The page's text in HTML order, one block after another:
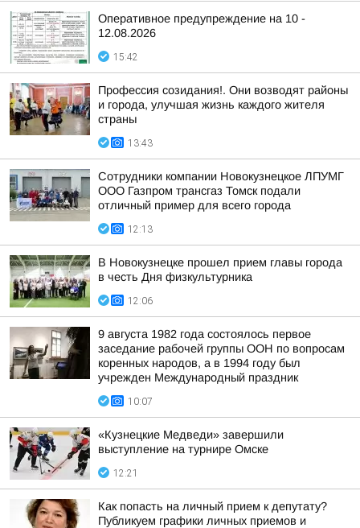
Оперативное предупреждение на 10 -
12.08.2026
15:42
Профессия созидания!. Они возводят районы
и города, улучшая жизнь каждого жителя
страны
13:43
Сотрудники компании Новокузнецкое ЛПУМГ
ООО Газпром трансгаз Томск подали
отличный пример для всего города
12:13
В Новокузнецке прошел прием главы города
в честь Дня физкультурника
12:06
9 августа 1982 года состоялось первое
заседание рабочей группы ООН по вопросам
коренных народов, а в 1994 году был
учрежден Международный праздник
10:07
«Кузнецкие Медведи» завершили
выступление на турнире Омске
12:21
Как попасть на личный прием к депутату?
Публикуем графики личных приемов и